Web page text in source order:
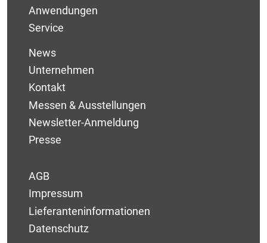
Anwendungen
Service
News
Unternehmen
Kontakt
Messen & Ausstellungen
Newsletter-Anmeldung
Presse
AGB
Impressum
Lieferanteninformationen
Datenschutz